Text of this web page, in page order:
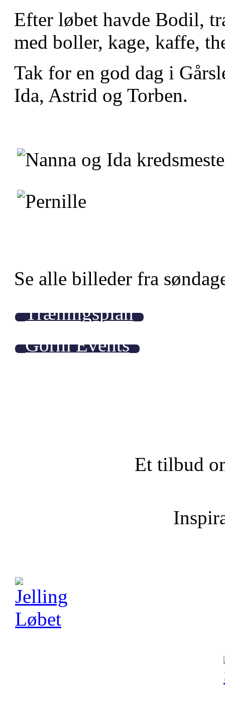
Efter løbet havde Bodil,
med boller, kage, kaffe,
Tak for en god dag i
Ida, Astrid og Torben.
Se alle billeder fra
Træningsplan
Gorm Events
Et tilbud